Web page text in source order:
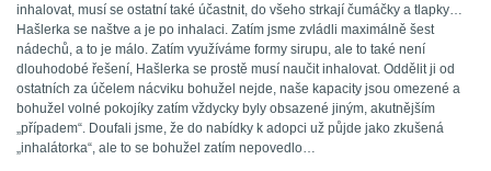
inhalovat, musí se ostatní také účastnit, do všeho strkají čumáčky a tlapky…
Hašlerka se naštve a je po inhalaci. Zatím jsme zvládli maximálně šest
nádechů, a to je málo. Zatím využíváme formy sirupu, ale to také není
dlouhodobé řešení, Hašlerka se prostě musí naučit inhalovat. Oddělit ji od
ostatních za účelem nácviku bohužel nejde, naše kapacity jsou omezené a
bohužel volné pokojíky zatím vždycky byly obsazené jiným, akutnějším
„případem“. Doufali jsme, že do nabídky k adopci už půjde jako zkušená
„inhalátorka“, ale to se bohužel zatím nepovedlo…